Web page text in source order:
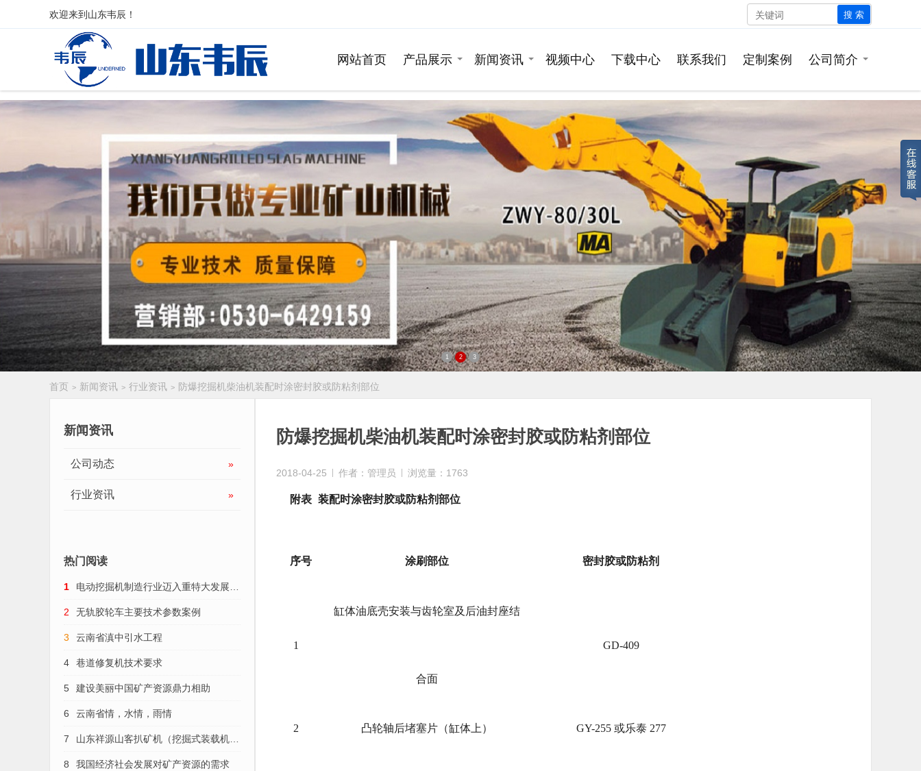
欢迎来到 山东韦辰 ！ 搜 索
网站首页 产品展示 新闻资讯 视频中心 下载中心 联系我们 定制案例 公司简介
1 2 3
首页 > 新闻资讯 > 行业资讯 > 防爆挖掘机柴油机装配时涂密封胶或防粘剂部位
防爆挖掘机柴油机装配时涂密封胶或防粘剂部位
2018-04-25 作者：管理员 浏览量：1763
附表 装配时涂密封胶或防粘剂部位
序号 涂刷部位 密封胶或防粘剂
缸体油底壳安装与齿轮室及后油封座结
1 GD-409
合面
2 凸轮轴后堵塞片（缸体上） GY-255 或乐泰 277
新闻资讯
公司动态 »
行业资讯 »
热门阅读
1 电动挖掘机制造行业迈入重特大发展趋
势
2 无轨胶轮车主要技术参数案例
3 云南省滇中引水工程
4 巷道修复机技术要求
5 建设美丽中国矿产资源鼎力相助
6 云南省情，水情，雨情
7 山东祥源山客扒矿机（挖掘式装载机）
的维护保养
8 我国经济社会发展对矿产资源的需求